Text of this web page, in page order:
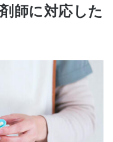
師に対応した